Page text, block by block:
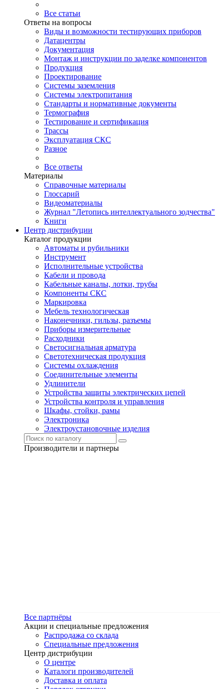
Все статьи
Ответы на вопросы
Виды и возможности тестирующих приборов
Датацентры
Документация
Монтаж и инструкции по заделке компонентов
Продукция
Проектирование
Системы заземления
Системы электропитания
Стандарты и нормативные документы
Термография
Тестирование и сертификация
Трассы
Эксплуатация СКС
Разное
Все ответы
Материалы
Справочные материалы
Глоссарий
Видеоматериалы
Журнал "Летопись интеллектуального зодчества"
Книги
Центр дистрибуции
Каталог продукции
Автоматы и рубильники
Инструмент
Исполнительные устройства
Кабели и провода
Кабельные каналы, лотки, трубы
Компоненты СКС
Маркировка
Мебель технологическая
Наконечники, гильзы, разъемы
Приборы измерительные
Расходники
Светосигнальная арматура
Светотехническая продукция
Системы охлаждения
Соединительные элементы
Удлинители
Устройства защиты электрических цепей
Устройства контроля и управления
Шкафы, стойки, рамы
Электроника
Электроустановочные изделия
Производители и партнеры
Все партнёры
Акции и специальные предложения
Распродажа со склада
Специальные предложения
Центр дистрибуции
О центре
Каталоги производителей
Доставка и оплата